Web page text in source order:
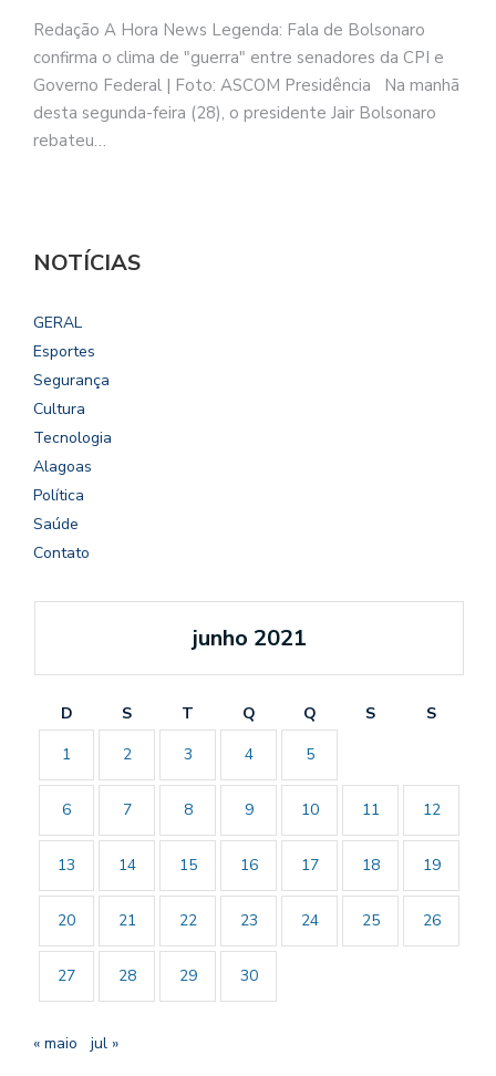
Redação A Hora News Legenda: Fala de Bolsonaro
confirma o clima de "guerra" entre senadores da CPI e
Governo Federal | Foto: ASCOM Presidência Na manhã
desta segunda-feira (28), o presidente Jair Bolsonaro
rebateu…
NOTÍCIAS
GERAL
Esportes
Segurança
Cultura
Tecnologia
Alagoas
Política
Saúde
Contato
junho 2021
D S T Q Q S
S
1
2 3 4 5
6 7 8 9 10 11 12
13 14 15 16 17 18 19
20 21 22 23 24 25 26
27 28 29 30
« maio jul »